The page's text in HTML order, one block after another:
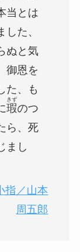
当とは
た、
ぬと気
御恩を
た、も
瑕
きず
のつ
ら、死
まし
指／山本
周五郎